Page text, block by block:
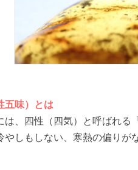
五味）とは
は、四性（四気）と呼ばれる
やしもしない、寒熱の偏りが